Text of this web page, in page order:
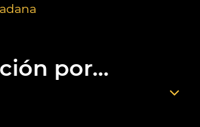
por...